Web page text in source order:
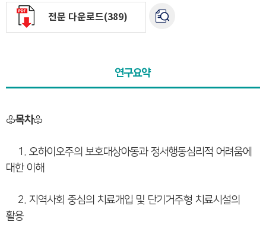
전문 다운로드(389)
연구요약
♧목차♧
1. 오하이오주의 보호대상아동과 정서행동심리적 어려움에
대한 이해
2. 지역사회 중심의 치료개입 및 단기거주형 치료시설의
활용